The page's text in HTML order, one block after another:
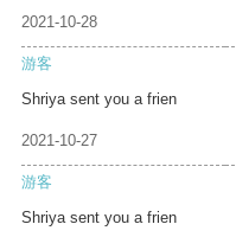
2021-10-28
游客
Shriya sent you a frien
2021-10-27
游客
Shriya sent you a frien